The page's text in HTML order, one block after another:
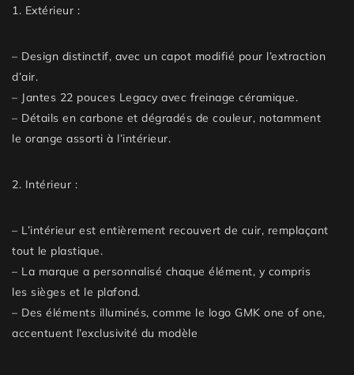
1. Extérieur :
– Design distinctif, avec un capot modifié pour l’extraction
d’air.
– Jantes 22 pouces Legacy avec freinage céramique.
– Détails en carbone et dégradés de couleur, notamment
le orange assorti à l’intérieur.
2. Intérieur :
– L’intérieur est entièrement recouvert de cuir, remplaçant
tout le plastique.
– La marque a personnalisé chaque élément, y compris
les sièges et le plafond.
– Des éléments illuminés, comme le logo GMK one of one,
accentuent l’exclusivité du modèle